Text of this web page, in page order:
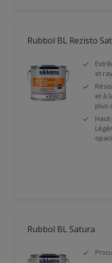
Rubbol BL Rezisto
et
et à
plus
Rubbol BL Satura